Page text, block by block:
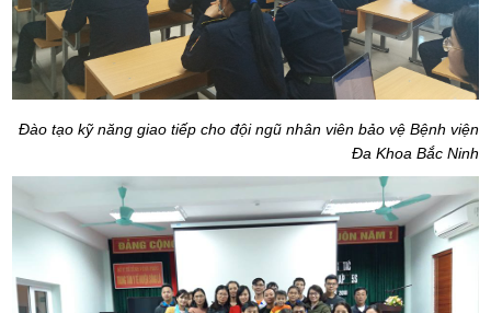
Đào tạo kỹ năng giao tiếp cho đội ngũ nhân viên bảo vệ Bệnh viện
Đa Khoa Bắc Ninh